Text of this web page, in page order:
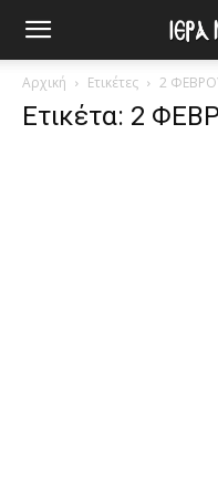
Αρχική Ετικέτες 2
Ετικέτα: 2